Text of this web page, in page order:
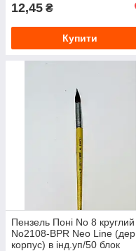
12,45 ₴
Купити
Пензель Поні No 8 круглий
No2108-BPR Neo Line (дер.
корпус) в інд.уп/50 блок